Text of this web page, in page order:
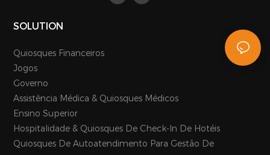
SOLUTION
Quiosques Financeiros
Jogos
Governo
Assistência Médica & Quiosques Médicos
Ensino Superior
Hospitalidade & Quiosques De Check-In De Hotéis
Quiosques De Autoatendimento Para Gestão De